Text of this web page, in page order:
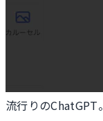
流行りのChatGPT。